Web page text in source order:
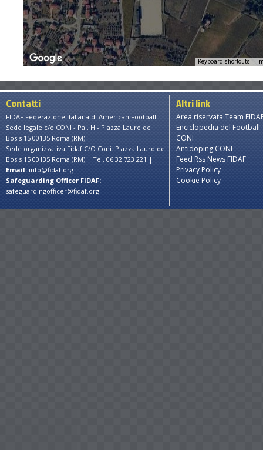
For
only For development purposes only
Keyboard shortcuts
Contatti
FIDAF Federazione Italiana di American Football
Sede legale c/o CONI - Pal. H - Piazza Lauro de
Bosis 15 00135 Roma (RM)
Sede organizzativa Fidaf C/O Coni: Piazza Lauro de
Bosis 15 00135 Roma (RM) | Tel. 06.32 723 221 |
Email: info@fidaf.org
Safeguarding Officer FIDAF:
safeguardingofficer@fidaf.org
Altri link
Area riservata Team
Enciclopedia del Football
CONI
Antidoping CONI
Feed Rss News FIDAF
Privacy Policy
Cookie Policy